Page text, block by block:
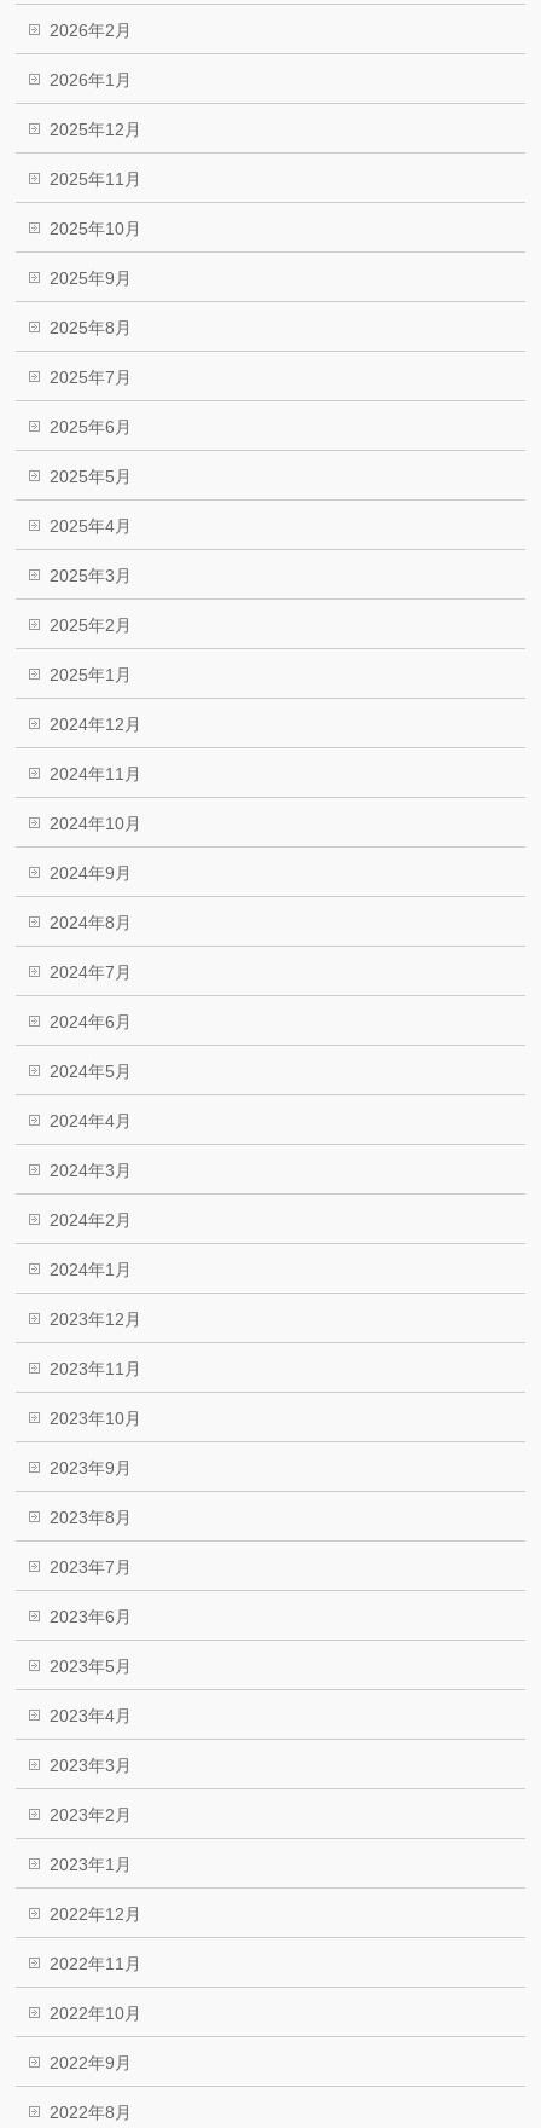
2026年2月
2026年1月
2025年12月
2025年11月
2025年10月
2025年9月
2025年8月
2025年7月
2025年6月
2025年5月
2025年4月
2025年3月
2025年2月
2025年1月
2024年12月
2024年11月
2024年10月
2024年9月
2024年8月
2024年7月
2024年6月
2024年5月
2024年4月
2024年3月
2024年2月
2024年1月
2023年12月
2023年11月
2023年10月
2023年9月
2023年8月
2023年7月
2023年6月
2023年5月
2023年4月
2023年3月
2023年2月
2023年1月
2022年12月
2022年11月
2022年10月
2022年9月
2022年8月